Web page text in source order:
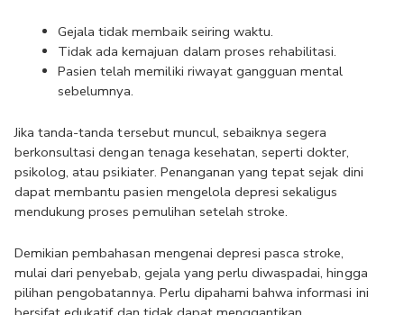
Gejala tidak membaik seiring waktu.
Tidak ada kemajuan dalam proses rehabilitasi.
Pasien telah memiliki riwayat gangguan mental
sebelumnya.
Jika tanda-tanda tersebut muncul, sebaiknya segera
berkonsultasi dengan tenaga kesehatan, seperti dokter,
psikolog, atau psikiater. Penanganan yang tepat sejak dini
dapat membantu pasien mengelola depresi sekaligus
mendukung proses pemulihan setelah stroke.
Demikian pembahasan mengenai depresi pasca stroke,
mulai dari penyebab, gejala yang perlu diwaspadai, hingga
pilihan pengobatannya. Perlu dipahami bahwa informasi ini